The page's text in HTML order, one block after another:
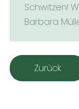
Schwitzen!
Barbara
Zurück